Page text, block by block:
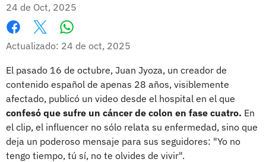
24 de Oct, 2025
Facebook
X
Actualizado: 24 de oct, 2025
El pasado 16 de octubre, Juan Jyoza, un creador de
contenido español de apenas 28 años, visiblemente
afectado, publicó un video desde el hospital en el que
confesó que sufre un cáncer de colon en fase cuatro. En
el clip, el influencer no sólo relata su enfermedad, sino que
deja un poderoso mensaje para sus seguidores: "Yo no
tengo tiempo, tú sí, no te olvides de vivir".